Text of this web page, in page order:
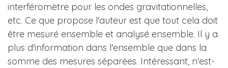
interféromètre pour les ondes gravitationnelles,
etc. Ce que propose l'auteur est que tout cela doit
être mesuré ensemble et analysé ensemble. Il y a
plus d'information dans l'ensemble que dans la
somme des mesures séparées. Intéressant, n'est-